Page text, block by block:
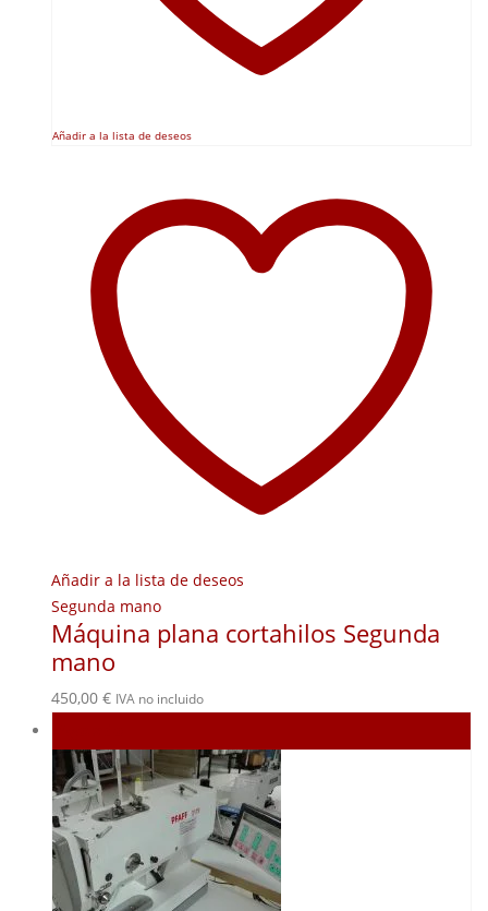
Añadir a la lista de deseos
Añadir a la lista de deseos
Segunda mano
Máquina plana cortahilos Segunda
mano
450,00 € IVA no incluido